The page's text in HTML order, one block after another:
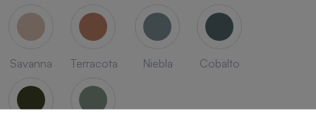
Savanna Terracota Niebla Cobalto